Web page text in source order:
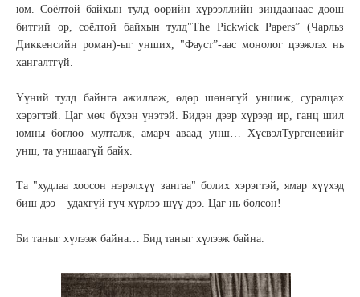
юм. Соёлтой байхын тулд өөрийн хүрээллийн зиндаанаас доош
битгий ор, соёлтой байхын тулд"The Pickwick Papers” (Чарльз
Диккенсийн роман)-ыг унших, "Фауст”-аас монолог цээжлэх нь
хангалтгүй.
Үүний тулд байнга ажиллаж, өдөр шөнөгүй уншиж, суралцах
хэрэгтэй. Цаг мөч бүхэн үнэтэй. Бидэн дээр хүрээд ир, ганц шил
юмны бөглөө мулталж, амарч аваад унш… ХүсвэлТургеневийг
унш, та уншаагүй байх.
Та "худлаа хоосон нэрэлхүү зангаа" болих хэрэгтэй, ямар хүүхэд
биш дээ – удахгүй гуч хүрлээ шүү дээ. Цаг нь болсон!
Би таныг хүлээж байна… Бид таныг хүлээж байна.